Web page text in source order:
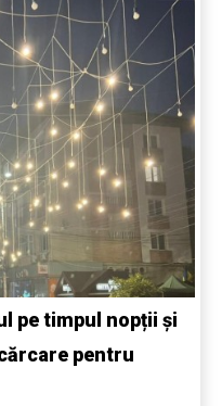
pe timpul nopții și
pentru